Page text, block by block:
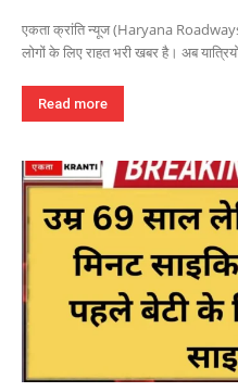
एकता क्रांति न्यूज (Haryana
लोगों के लिए राहत भरी खबर है। अब
Read more